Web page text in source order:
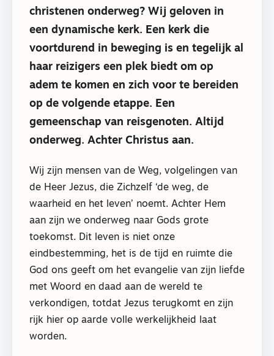
christenen onderweg? Wij geloven in
een dynamische kerk. Een kerk die
voortdurend in beweging is en tegelijk al
haar reizigers een plek biedt om op
adem te komen en zich voor te bereiden
op de volgende etappe. Een
gemeenschap van reisgenoten. Altijd
onderweg. Achter Christus aan.
Wij zijn mensen van de Weg, volgelingen van
de Heer Jezus, die Zichzelf ‘de weg, de
waarheid en het leven’ noemt. Achter Hem
aan zijn we onderweg naar Gods grote
toekomst. Dit leven is niet onze
eindbestemming, het is de tijd en ruimte die
God ons geeft om het evangelie van zijn liefde
met Woord en daad aan de wereld te
verkondigen, totdat Jezus terugkomt en zijn
rijk hier op aarde volle werkelijkheid laat
worden.